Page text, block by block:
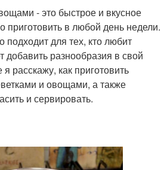
- это быстрое и вкусное
приготовить в любой день недели.
подходит для тех, кто любит
добавить разнообразия в свой
расскажу, как приготовить
и овощами, а также
и сервировать.